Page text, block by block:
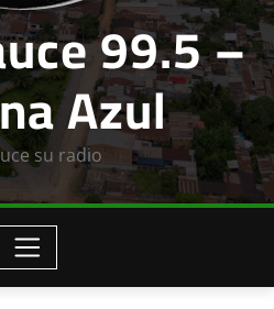
99.5 –
Azul
su radio